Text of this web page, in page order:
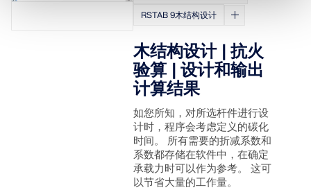
RSTAB 9木结构设计
木结构设计 | 抗火
验算 | 设计和输出
计算结果
如您所知，对所选杆件进行设
计时，程序会考虑定义的碳化
时间。 所有需要的折减系数和
系数都存储在软件中，在确定
承载力时可以作为参考。 这可
以节省大量的工作量。